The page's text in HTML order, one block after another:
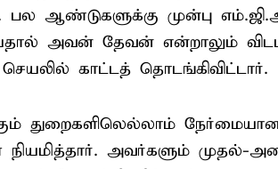
பல ஆண்டுகளுக்கு முன்பு
அவன் தேவன் என்றாலும்
காட்டத் தொடங்கிவிட்டார்.
துறைகளிலெல்லாம்
அவர்களும் முதல்-